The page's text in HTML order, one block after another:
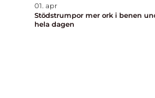
01. apr
Stödstrumpor mer ork i benen under
hela dagen